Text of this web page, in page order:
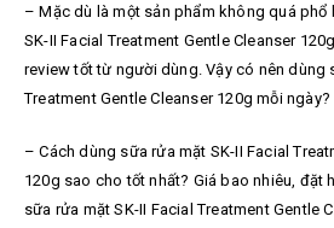
– Mặc dù là một sản phẩm không quá
SK-II Facial Treatment Gentle Cleanser
review tốt từ người dùng. Vậy có nên dùng
Treatment Gentle Cleanser 120g mỗi ngày?
– Cách dùng sữa rửa mặt SK-II Facial
120g sao cho tốt nhất? Giá bao nhiêu, đặt
sữa rửa mặt SK-II Facial Treatment Gentle